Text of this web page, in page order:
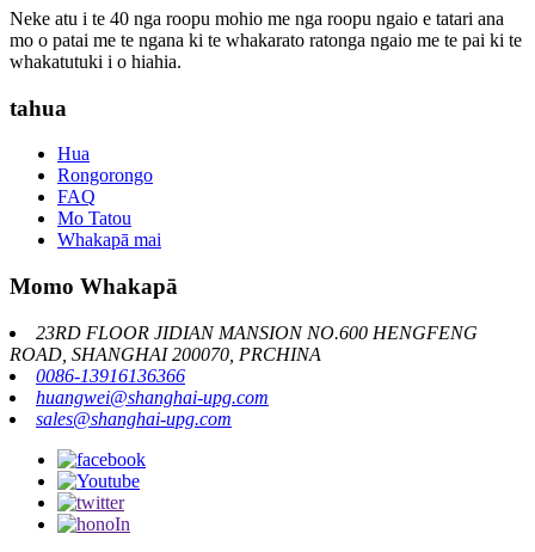
Neke atu i te 40 nga roopu mohio me nga roopu ngaio e tatari ana
mo o patai me te ngana ki te whakarato ratonga ngaio me te pai ki te
whakatutuki i o hiahia.
tahua
Hua
Rongorongo
FAQ
Mo Tatou
Whakapā mai
Momo Whakapā
23RD FLOOR JIDIAN MANSION NO.600 HENGFENG
ROAD, SHANGHAI 200070, PRCHINA
0086-13916136366
huangwei@shanghai-upg.com
sales@shanghai-upg.com